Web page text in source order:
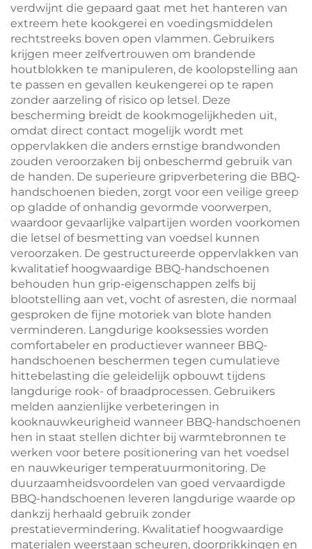
verdwijnt die gepaard gaat met het hanteren van
extreem hete kookgerei en voedingsmiddelen
rechtstreeks boven open vlammen. Gebruikers
krijgen meer zelfvertrouwen om brandende
houtblokken te manipuleren, de koolopstelling aan
te passen en gevallen keukengerei op te rapen
zonder aarzeling of risico op letsel. Deze
bescherming breidt de kookmogelijkheden uit,
omdat direct contact mogelijk wordt met
oppervlakken die anders ernstige brandwonden
zouden veroorzaken bij onbeschermd gebruik van
de handen. De superieure gripverbetering die BBQ-
handschoenen bieden, zorgt voor een veilige greep
op gladde of onhandig gevormde voorwerpen,
waardoor gevaarlijke valpartijen worden voorkomen
die letsel of besmetting van voedsel kunnen
veroorzaken. De gestructureerde oppervlakken van
kwalitatief hoogwaardige BBQ-handschoenen
behouden hun grip-eigenschappen zelfs bij
blootstelling aan vet, vocht of asresten, die normaal
gesproken de fijne motoriek van blote handen
verminderen. Langdurige kooksessies worden
comfortabeler en productiever wanneer BBQ-
handschoenen beschermen tegen cumulatieve
hittebelasting die geleidelijk opbouwt tijdens
langdurige rook- of braadprocessen. Gebruikers
melden aanzienlijke verbeteringen in
kooknauwkeurigheid wanneer BBQ-handschoenen
hen in staat stellen dichter bij warmtebronnen te
werken voor betere positionering van het voedsel
en nauwkeuriger temperatuurmonitoring. De
duurzaamheidsvoordelen van goed vervaardigde
BBQ-handschoenen leveren langdurige waarde op
dankzij herhaald gebruik zonder
prestatievermindering. Kwalitatief hoogwaardige
materialen weerstaan scheuren, doorprikkingen en